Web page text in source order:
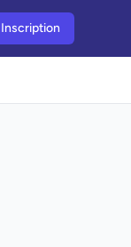
Inscription